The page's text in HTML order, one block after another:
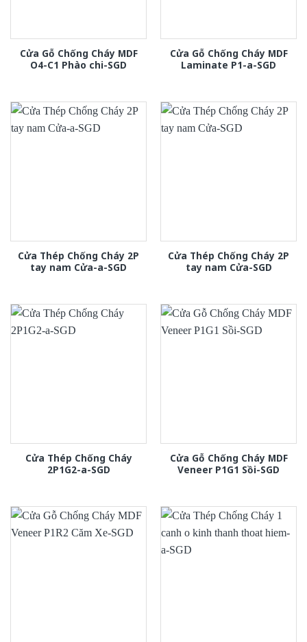
Cửa Gỗ Chống Cháy MDF
O4-C1 Phào chi-SGD
Cửa Gỗ Chống Cháy MDF
Laminate P1-a-SGD
Cửa Thép Chống Cháy 2P
tay nam Cửa-a-SGD
Cửa Thép Chống Cháy 2P
tay nam Cửa-SGD
Cửa Thép Chống Cháy
2P1G2-a-SGD
Cửa Gỗ Chống Cháy MDF
Veneer P1G1 Sồi-SGD